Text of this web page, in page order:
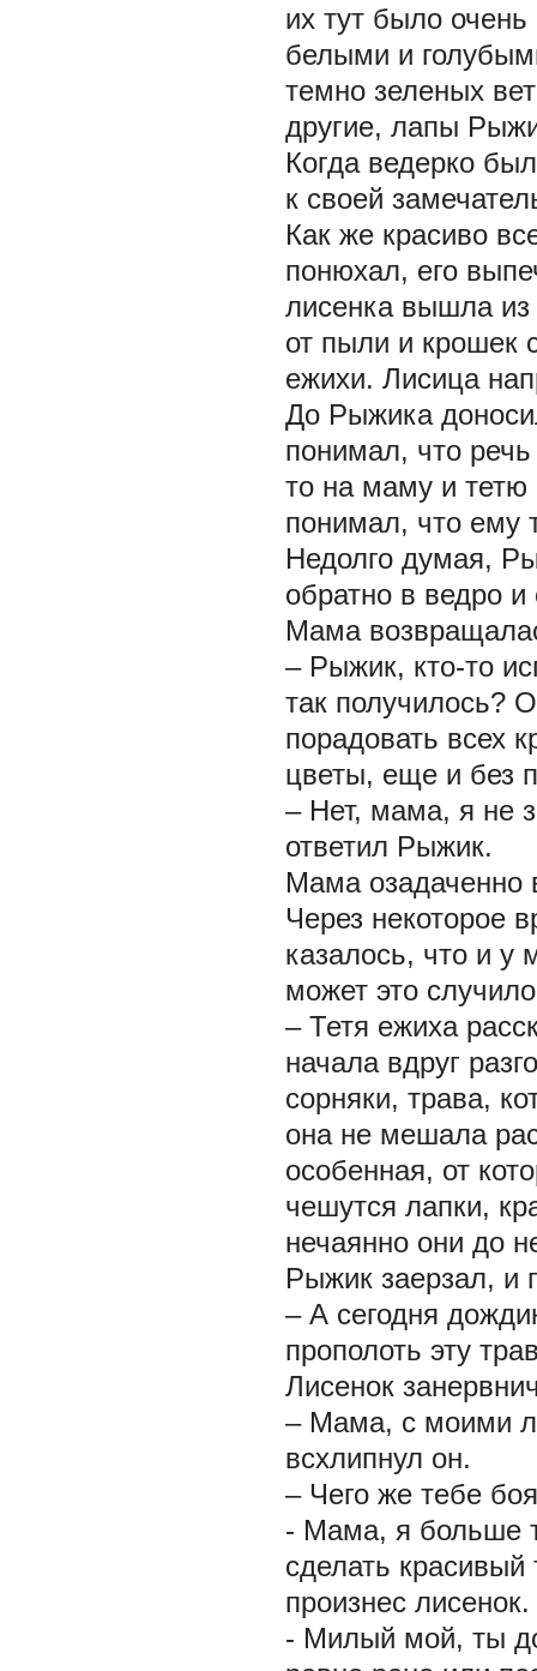
их тут было
белыми и
темно зеленых
другие, лапы
Когда ведерко
к своей
Как же красиво
понюхал, его
лисенка вышла из
от пыли и крошек
ежихи. Лисица
До Рыжика
понимал, что
то на маму и тетю
понимал, что ему
Недолго думая,
обратно в ведро и
Мама
– Рыжик, кто-то
так получилось?
порадовать всех
цветы, еще и без
– Нет, мама, я не
ответил Рыжик.
Мама озадаченно
Через некоторое
казалось, что и у
может это
– Тетя ежиха
начала вдруг
сорняки, трава,
она не мешала
особенная, от
чешутся лапки,
нечаянно они до
Рыжик заерзал, и
– А сегодня
прополоть эту
Лисенок
– Мама, с моими
всхлипнул он.
– Чего же тебе
- Мама, я больше
сделать
произнес лисенок.
- Милый мой, ты